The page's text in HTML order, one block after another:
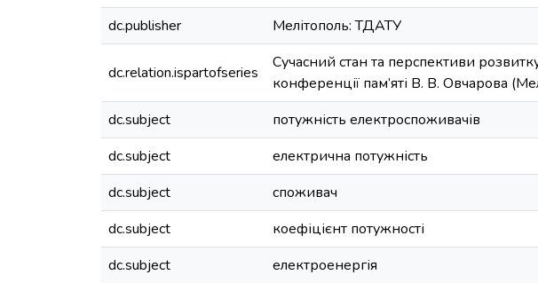
dc.publisher
Мелітополь: ТДАТУ
dc.relation.ispartofseries
Сучасний стан та перспективи
конференції пам’яті В. В. Овчарова
dc.subject
потужність електроспоживачів
dc.subject
електрична потужність
dc.subject
споживач
dc.subject
коефіцієнт потужності
dc.subject
електроенергія